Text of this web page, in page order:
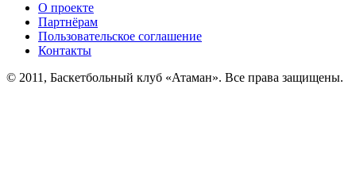
О проекте
Партнёрам
Пользовательское соглашение
Контакты
© 2011, Баскетбольный клуб «Атаман». Все права защищены.